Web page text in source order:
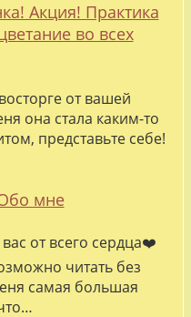
Акция! Практика
во всех
от вашей
она стала каким-то
представьте себе!
мне
от всего сердца❤️
читать без
самая большая